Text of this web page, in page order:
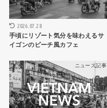
2026.07.28
手頃にリゾート気分を味わえるサ
イゴンのビーチ風カフェ
ニュース記事